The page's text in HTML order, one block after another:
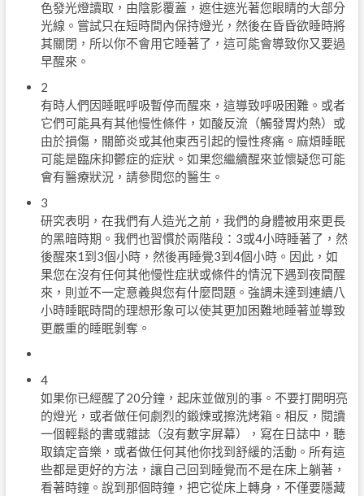
色發光燈讀取，由陰影覆蓋，遮住遮光著您眼睛的大部分
光線。嘗試只在短時間內保持燈光，然後在昏昏欲睡時將
其關閉，所以你不會用它睡著了，這可能會導致你又要過
早醒來。
2
有時人們因睡眠呼吸暫停而醒來，這導致呼吸困難。或者
它們可能具有其他慢性條件，如酸反流（觸發胃灼熱）或
由於損傷，關節炎或其他東西引起的慢性疼痛。麻煩睡眠
可能是臨床抑鬱症的症狀。如果您繼續醒來並懷疑您可能
會有醫療狀況，請參閱您的醫生。
3
研究表明，在我們有人造光之前，我們的身體被用來更長
的黑暗時期。我們也習慣於兩階段：3或4小時睡著了，然
後醒來1到3個小時，然後再睡覺3到4個小時。因此，如
果您在沒有任何其他慢性症狀或條件的情況下遇到夜間醒
來，則並不一定意義與您有什麼問題。強調未達到連續八
小時睡眠時間的理想形象可以使其更加困難地睡著並導致
更嚴重的睡眠剝奪。
4
如果你已經醒了20分鐘，起床並做別的事。不要打開明亮
的燈光，或者做任何劇烈的鍛煉或擦洗烤箱。相反，閱讀
一個輕鬆的書或雜誌（沒有數字屏幕），寫在日誌中，聽
取鎮定音樂，或者做任何其他你找到舒緩的活動。所有這
些都是更好的方法，讓自己回到睡覺而不是在床上躺著，
看著時鐘。說到那個時鐘，把它從床上轉身，不僅要隱藏